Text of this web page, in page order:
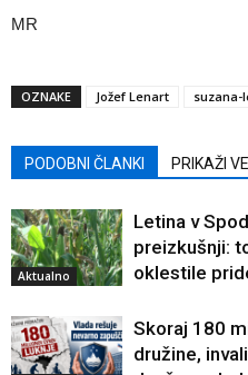
MR
OZNAKE Jožef Lenart suzana-
PODOBNI ČLANKI PRIKAŽI
Aktualno
Letina v
preizkušnji:
oklestile
Skoraj 180
družine,